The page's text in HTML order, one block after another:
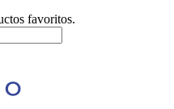
favoritos.